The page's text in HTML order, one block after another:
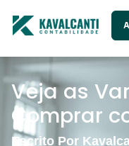
Veja as
Comprar
Escrito Por